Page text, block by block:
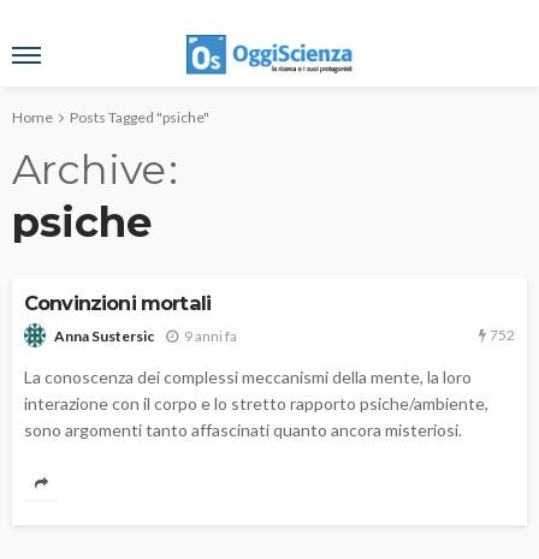
Home Posts Tagged "psiche"
Archive
psiche
Convinzioni mortali
Anna Sustersic 9 anni fa 752
La conoscenza dei complessi meccanismi della mente, la loro
interazione con il corpo e lo stretto rapporto psiche/ambiente,
sono argomenti tanto affascinati quanto ancora misteriosi.